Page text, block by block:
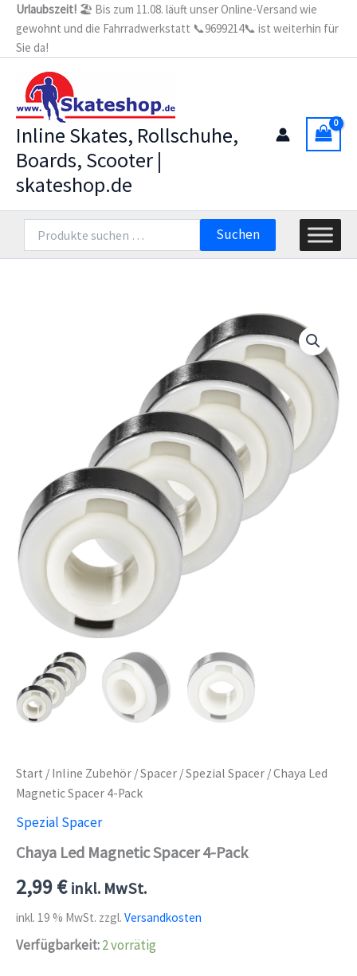
Zum
Inhalt
springen
Urlaubszeit! 🏖️ Bis zum 11.08. läuft unser Online-Versand wie
gewohnt und die Fahrradwerkstatt 📞9699214📞 ist weiterhin für
Sie da!
Inline Skates, Rollschuhe,
Boards, Scooter |
skateshop.de
nach:
Suchen
Start / Inline Zubehör /Spacer /Spezial Spacer / Chaya Led
Magnetic Spacer 4-Pack
Spezial Spacer
Chaya Led Magnetic Spacer 4-Pack
2,99€ inkl. MwSt.
inkl. 19 % MwSt. zzgl. Versandkosten
Verfügbarkeit:2 vorrätig
Spacer
4-
Pack
Menge